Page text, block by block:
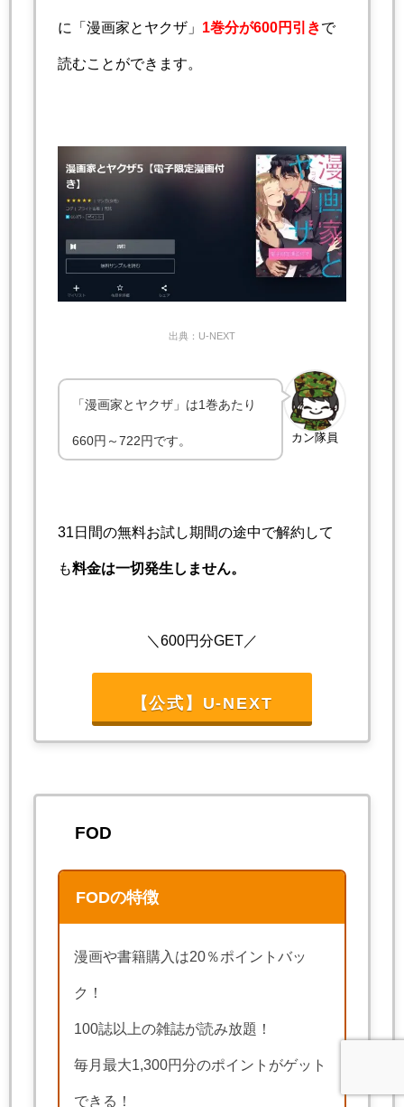
に「漫画家とヤクザ」 1巻分が600円引きで
読むことができます。
出典：U-NEXT
カン隊員
「漫画家とヤクザ」は1巻あたり
660円～722円です。
31日間の無料お試し期間の途中で解約して
も料金は一切発生しません。
＼600円分GET／
【公式】U-NEXT
FOD
FODの特徴
漫画や書籍購入は20％ポイントバッ
ク！
100誌以上の雑誌が読み放題！
毎月最大1,300円分のポイントがゲット
できる！